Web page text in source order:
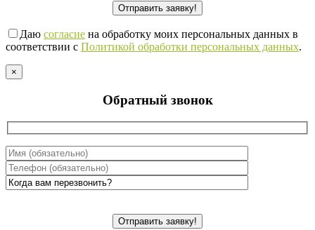
Даю согласие на обработку моих персональных данных в
соответствии с Политикой обработки персональных данных.
×
Обратный звонок